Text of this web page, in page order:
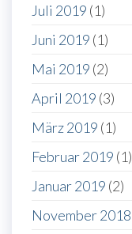
Juli 2019 (1)
Juni 2019 (1)
Mai 2019 (2)
April 2019 (3)
März 2019 (1)
Februar 2019 (1)
Januar 2019 (2)
November 2018